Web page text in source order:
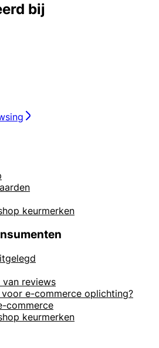
bij
keurmerken
van reviews
e-commerce oplichting?
commerce
keurmerken